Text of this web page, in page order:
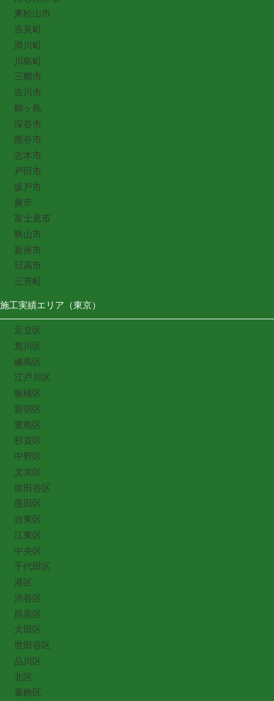
東松山市
吉見町
滑川町
川島町
三郷市
吉川市
鶴ヶ島
深谷市
熊谷市
志木市
戸田市
坂戸市
蕨市
富士見市
狭山市
新座市
日高市
三芳町
施工実績エリア（東京）
足立区
荒川区
練馬区
江戸川区
板橋区
新宿区
豊島区
杉並区
中野区
文京区
世田谷区
墨田区
台東区
江東区
中央区
千代田区
港区
渋谷区
目黒区
大田区
世田谷区
品川区
北区
葛飾区